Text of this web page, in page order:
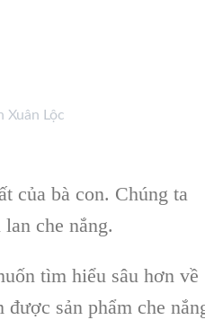
của bà con. Chúng ta
che nắng.
tìm hiểu sâu hơn về
sản phẩm che